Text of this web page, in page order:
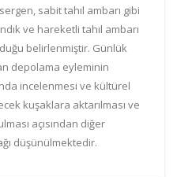
sabit tahıl ambarı gibi
ve hareketli tahıl ambarı
belirlenmiştir. Günlük
depolama eyleminin
incelenmesi ve kültürel
kuşaklara aktarılması ve
açısından diğer
düşünülmektedir.